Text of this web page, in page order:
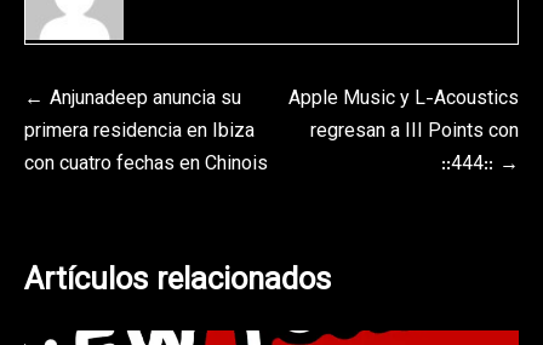
Navegación
de
Anjunadeep anuncia su
primera residencia en Ibiza
con cuatro fechas en Chinois
Apple Music y L-Acoustics
regresan a III Points con
::444::
Artículos relacionados